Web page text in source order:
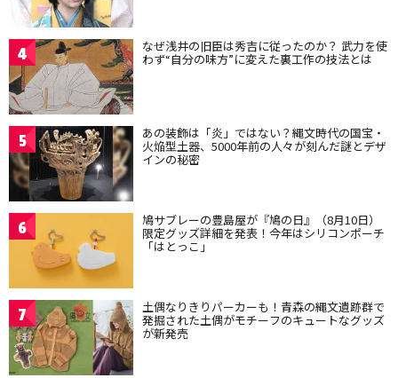
4 なぜ浅井の旧臣は秀吉に従ったのか？ 武力を使
わず“自分の味方”に変えた裏工作の技法とは
5 あの装飾は「炎」ではない？縄文時代の国宝・
火焔型土器、5000年前の人々が刻んだ謎とデザ
インの秘密
6 鳩サブレーの豊島屋が『鳩の日』（8月10日）
限定グッズ詳細を発表！今年はシリコンポーチ
「はとっこ」
7 土偶なりきりパーカーも！青森の縄文遺跡群で
発掘された土偶がモチーフのキュートなグッズ
が新発売